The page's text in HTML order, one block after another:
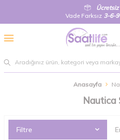
Ücretsiz
Vade Farksız 3-6-9
Anasayfa
Nautica
Filtre